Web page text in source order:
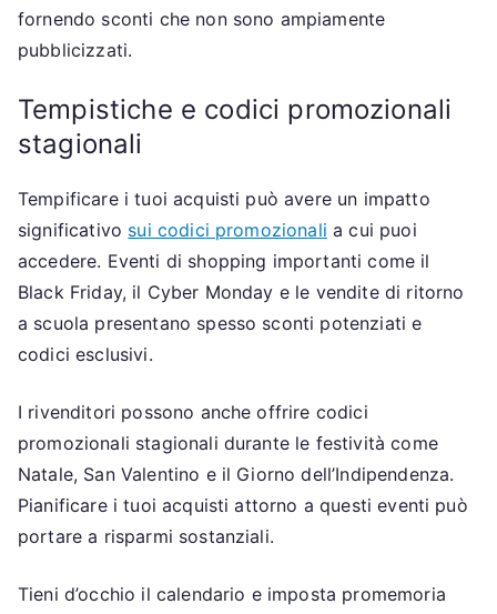
fornendo sconti che non sono ampiamente
pubblicizzati.
Tempistiche e codici promozionali
stagionali
Tempificare i tuoi acquisti può avere un impatto
significativo sui codici promozionali a cui puoi
accedere. Eventi di shopping importanti come il
Black Friday, il Cyber Monday e le vendite di ritorno
a scuola presentano spesso sconti potenziati e
codici esclusivi.
I rivenditori possono anche offrire codici
promozionali stagionali durante le festività come
Natale, San Valentino e il Giorno dell’Indipendenza.
Pianificare i tuoi acquisti attorno a questi eventi può
portare a risparmi sostanziali.
Tieni d’occhio il calendario e imposta promemoria